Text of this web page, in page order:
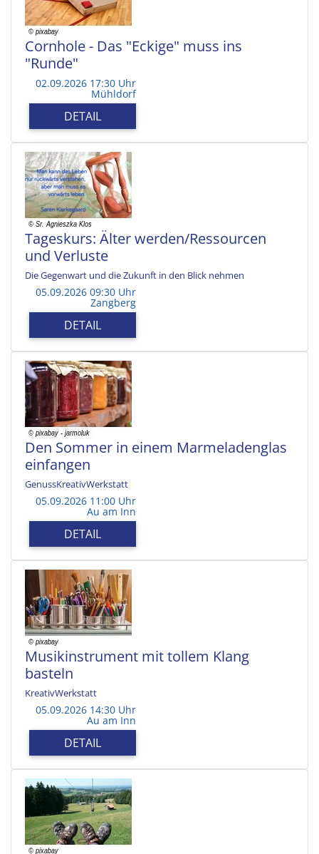
Cornhole - Das "Eckige" muss ins
"Runde"
02.09.2026 17:30 Uhr
Mühldorf
DETAIL
Tageskurs: Älter werden/Ressourcen
und Verluste
Die Gegenwart und die Zukunft in den Blick nehmen
05.09.2026 09:30 Uhr
Zangberg
DETAIL
Den Sommer in einem Marmeladenglas
einfangen
GenussKreativWerkstatt
05.09.2026 11:00 Uhr
Au am Inn
DETAIL
Musikinstrument mit tollem Klang
basteln
KreativWerkstatt
05.09.2026 14:30 Uhr
Au am Inn
DETAIL